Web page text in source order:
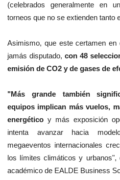
(celebrados generalmente en
torneos que no se extienden tanto
Asimismo, que este certamen
jamás disputado, con 48
emisión de CO2 y de gases de
"Más grande también
equipos implican más vuelos,
energético y más exposición
intenta avanzar hacia
megaeventos internacionales
los límites climáticos y urbanos",
académico de EALDE Business